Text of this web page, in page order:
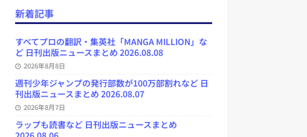
e
b
o
o
k
k
y
d
o
n
d
s
b
e
C
h
n
e
y
新着記事
すべてプロの翻訳・集英社「MANGA MILLION」な
ど 日刊出版ニュースまとめ 2026.08.08
2026年8月8日
週刊少年ジャンプの発行部数が100万部割れなど 日
刊出版ニュースまとめ 2026.08.07
2026年8月7日
ラップも読書など 日刊出版ニュースまとめ